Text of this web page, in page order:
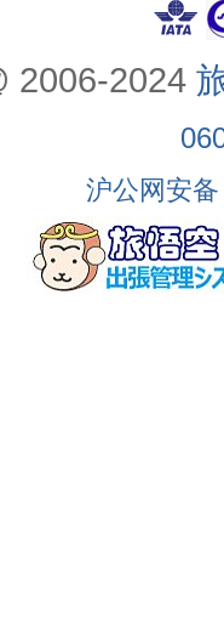
2006-2024
沪公网安